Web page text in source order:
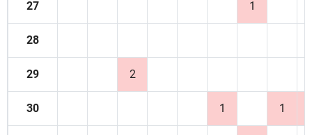
27 1
28
29 2
30 1 1